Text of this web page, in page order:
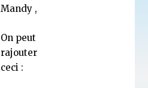
Mandy ,
On peut
rajouter
ceci :